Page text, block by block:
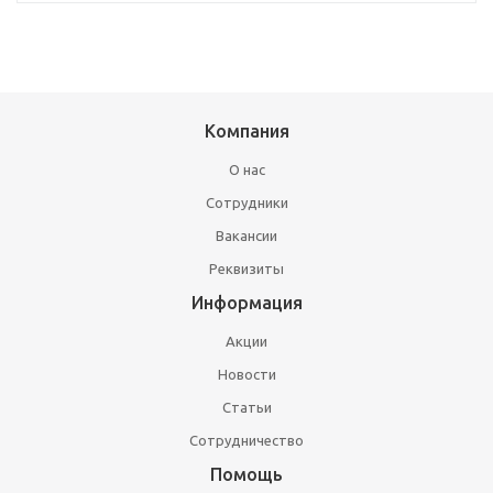
Компания
О нас
Сотрудники
Вакансии
Реквизиты
Информация
Акции
Новости
Статьи
Сотрудничество
Помощь